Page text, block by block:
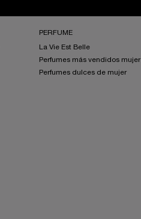
PERFUME
La Vie Est Belle
Perfumes más vendidos mujer
Perfumes dulces de mujer